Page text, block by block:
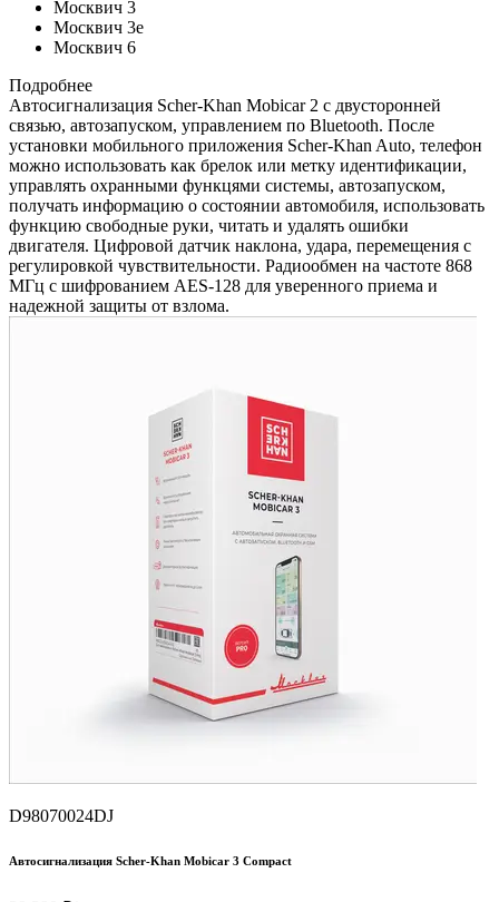
Москвич 3
Москвич 3e
Москвич 6
Подробнее
Автосигнализация Scher-Khan Mobicar 2 с двусторонней
связью, автозапуском, управлением по Bluetooth. После
установки мобильного приложения Scher-Khan Auto, телефон
можно использовать как брелок или метку идентификации,
управлять охранными функцями системы, автозапуском,
получать информацию о состоянии автомобиля, использовать
функцию свободные руки, читать и удалять ошибки
двигателя. Цифровой датчик наклона, удара, перемещения с
регулировкой чувствительности. Радиообмен на частоте 868
МГц с шифрованием AES-128 для уверенного приема и
надежной защиты от взлома.
D98070024DJ
Автосигнализация Scher-Khan Mobicar 3 Compact